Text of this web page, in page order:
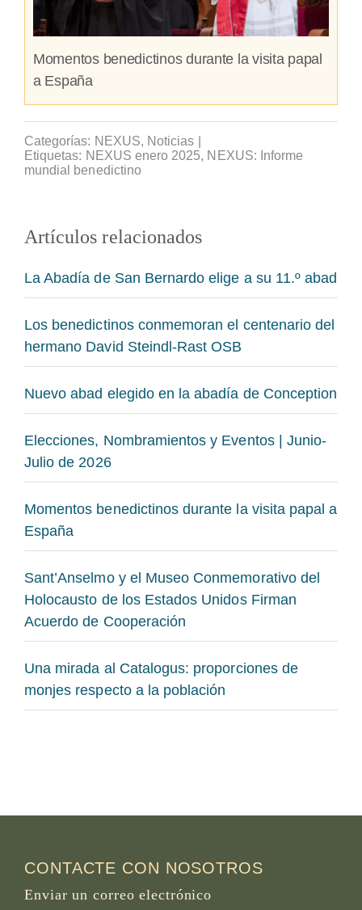
Momentos benedictinos durante la visita papal
a España
Categorías: NEXUS, Noticias
Etiquetas: NEXUS enero 2025, NEXUS: Informe
mundial benedictino
Artículos relacionados
La Abadía de San Bernardo elige a su 11.º abad
Los benedictinos conmemoran el centenario del
hermano David Steindl-Rast OSB
Nuevo abad elegido en la abadía de Conception
Elecciones, Nombramientos y Eventos | Junio-
Julio de 2026
Momentos benedictinos durante la visita papal a
España
Sant’Anselmo y el Museo Conmemorativo del
Holocausto de los Estados Unidos Firman
Acuerdo de Cooperación
Una mirada al Catalogus: proporciones de
monjes respecto a la población
CONTACTE CON NOSOTROS
Enviar un correo electrónico